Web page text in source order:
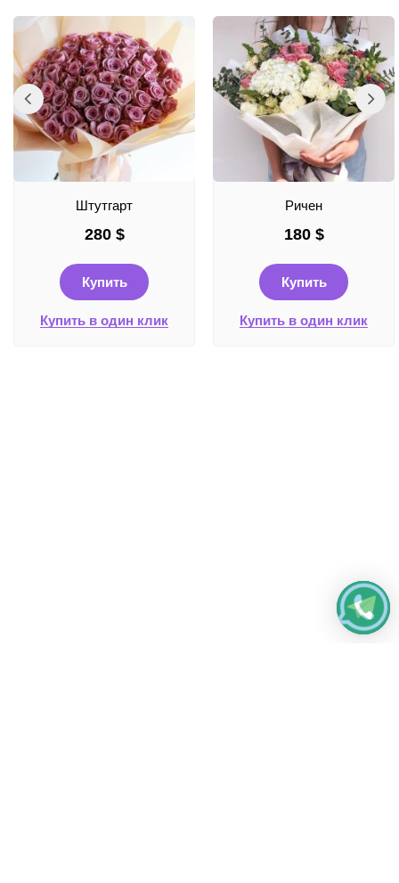
Штутгарт
280 $
Купить
Купить в один клик
Ричен
180 $
Купить
Купить в один клик